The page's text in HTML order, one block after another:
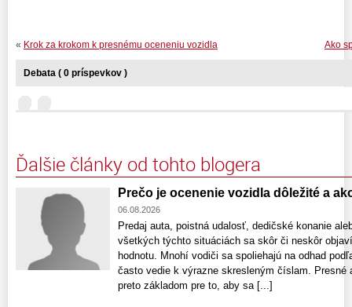
Ako
« Krok za krokom k presnému oceneniu vozidla
Debata ( 0 príspevkov )
Ďalšie články od tohto blogera
Prečo je ocenenie vozidla dôležité a
06.08.2026
Predaj auta, poistná udalosť, dedičské konanie
všetkých týchto situáciách sa skôr či neskôr
hodnotu. Mnohí vodiči sa spoliehajú na odhad
často vedie k výrazne skresleným číslam. Presné
preto základom pre to, aby sa [...]